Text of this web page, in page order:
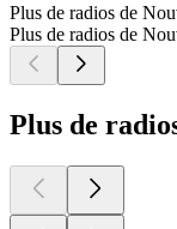
Plus de radios de
Plus de radios de
Plus de